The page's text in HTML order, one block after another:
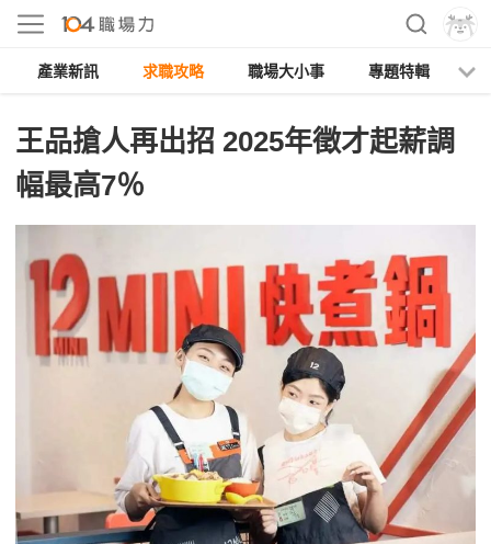
產業新訊 求職攻略 職場大小事 專題特輯
王品搶人再出招 2025年徵才起薪調
幅最高7％